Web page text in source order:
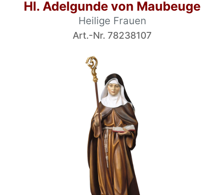
Hl. Adelgunde von Maubeuge
Heilige Frauen
Art.-Nr. 78238107